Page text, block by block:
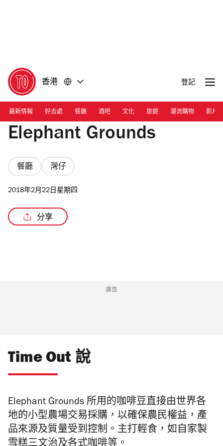
香港 登記
最新情報 好去處 餐廳 酒吧 文化 旅遊 潮流購物 影片
Elephant Grounds
餐廳 灣仔
2018年2月22日星期四
分享
廣告
Time Out 說
Elephant Grounds 所用的咖啡豆直接由世界各
地的小型農場交易採購，以確保農民權益，產
品來源及質量受到控制。 主打輕食，如自家製